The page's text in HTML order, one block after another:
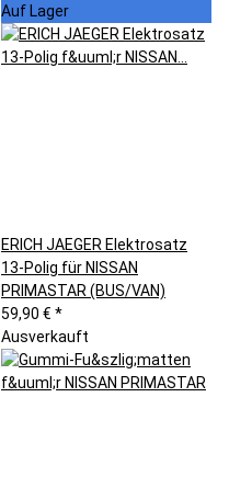
Auf Lager
ERICH JAEGER Elektrosatz
13-Polig für NISSAN
PRIMASTAR (BUS/VAN)
59,90 € *
Ausverkauft